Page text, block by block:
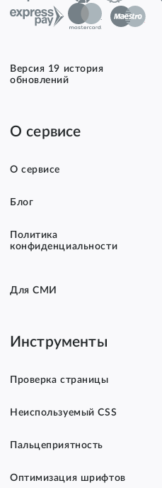
Версия 19 история
обновлений
О сервисе
О сервисе
Блог
Политика
конфиденциальности
Для СМИ
Инструменты
Проверка страницы
Неиспользуемый CSS
Пальцеприятность
Оптимизация шрифтов